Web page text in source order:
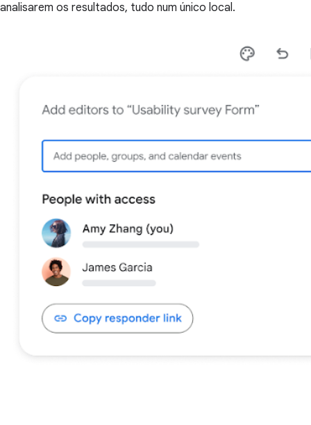
analisarem os resultados, tudo num único local.